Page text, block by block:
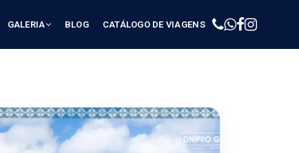
GALERIA BLOG CATÁLOGO DE VIAGENS